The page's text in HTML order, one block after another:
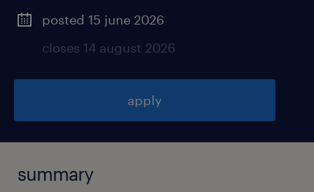
posted 15 june 2026
closes 14 august 2026
apply
summary